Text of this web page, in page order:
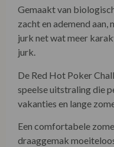
Gemaakt van
zacht en ademend
jurk net wat meer
jurk.
De Red Hot Poker
speelse uitstraling die
vakanties en lange
Een comfortabele
draaggemak